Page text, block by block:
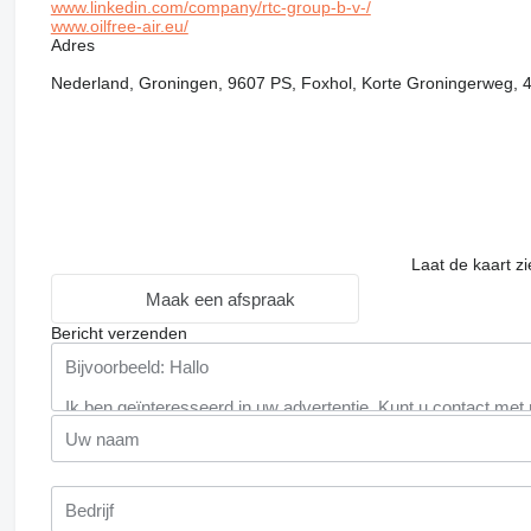
www.linkedin.com/company/rtc-group-b-v-/
www.oilfree-air.eu/
Adres
Nederland, Groningen, 9607 PS, Foxhol, Korte Groningerweg,
Laat de kaart
Maak een afspraak
Bericht verzenden